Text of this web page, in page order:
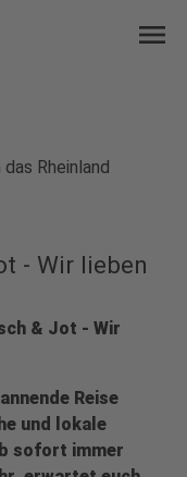
menu
- Wir lieben
& Jot - Wir
Reise
und lokale
sofort immer